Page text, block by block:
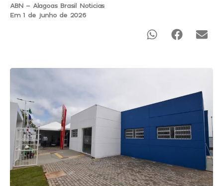
ABN - Alagoas Brasil Noticias
Em 1 de junho de 2026